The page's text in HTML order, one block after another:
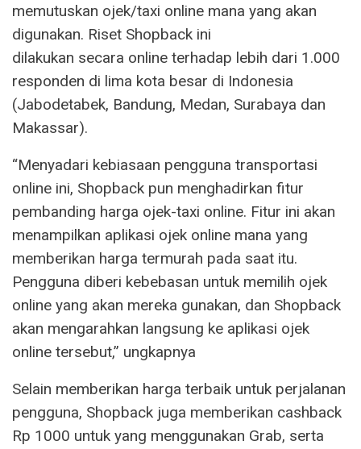
memutuskan ojek/taxi online mana yang akan
digunakan. Riset Shopback ini
dilakukan secara online terhadap lebih dari 1.000
responden di lima kota besar di Indonesia
(Jabodetabek, Bandung, Medan, Surabaya dan
Makassar).
“Menyadari kebiasaan pengguna transportasi
online ini, Shopback pun menghadirkan fitur
pembanding harga ojek-taxi online. Fitur ini akan
menampilkan aplikasi ojek online mana yang
memberikan harga termurah pada saat itu.
Pengguna diberi kebebasan untuk memilih ojek
online yang akan mereka gunakan, dan Shopback
akan mengarahkan langsung ke aplikasi ojek
online tersebut,” ungkapnya
Selain memberikan harga terbaik untuk perjalanan
pengguna, Shopback juga memberikan cashback
Rp 1000 untuk yang menggunakan Grab, serta